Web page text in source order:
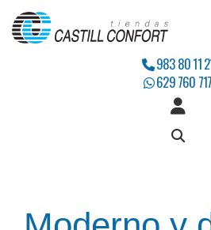
983 80 11
629 760 717